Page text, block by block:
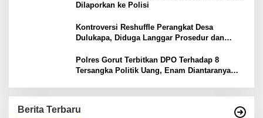
Dilaporkan ke Polisi
Kontroversi Reshuffle Perangkat Desa
Dulukapa, Diduga Langgar Prosedur dan
Polres Gorut Terbitkan DPO Terhadap 8
Tersangka Politik Uang, Enam Diantaranya
Berita Terbaru